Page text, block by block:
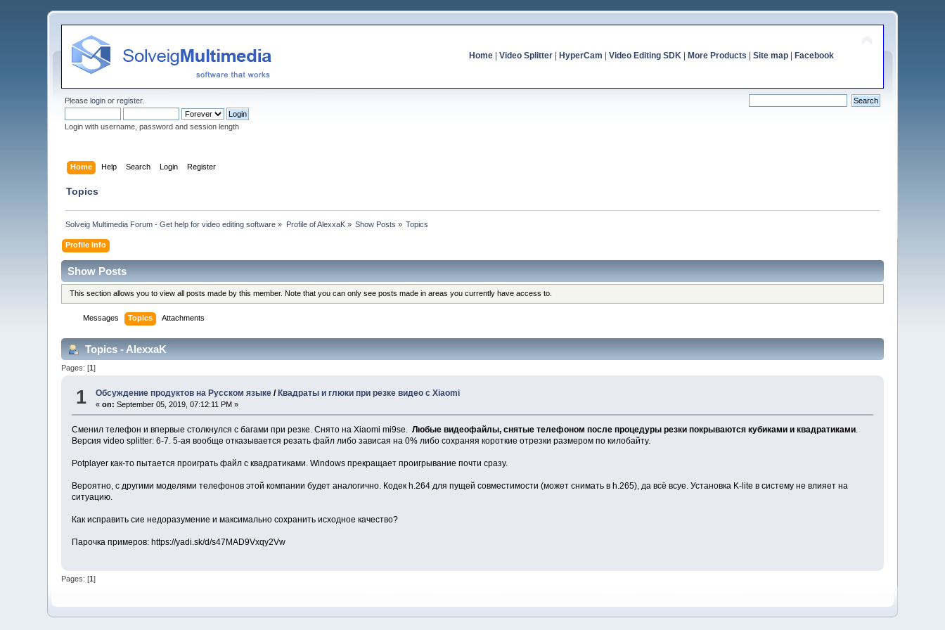
Home| Video Splitter| HyperCam Video Editing SDK| More Products Site map| Facebook
Pleaselogin orregister.
Login with username, password and session length
Home Help Search Login Register
Topics
Solveig Multimedia Forum - Get help for video editing software » Profile of AlexxaK» Show Posts » Topics
Profile Info
Show Posts
This section allows you to view all posts made by this member. Note that you can only see posts made in areas you currently have access to.
Messages Topics Attachments
Topics - AlexxaK
Pages: [1]
1 Обсуждение продуктов на Русском языке / Квадраты и глюки при резке видео с Xiaomi
«on: September 05, 2019, 07:12:11 PM »
Сменил телефон и впервые столкнулся с багами при резке. Снято на Xiaomi mi9se.Любые видеофайлы, снятые телефоном после процедуры резки покрываются кубиками и квадратиками.
Версия video splitter: 6-7. 5-ая вообще отказывается резать файл либо зависая на 0% либо сохраняя короткие отрезки размером по килобайту.
Potplayer как-то пытается проиграть файл с квадратиками. Windows прекращает проигрывание почти сразу.
Вероятно, с другими моделями телефонов этой компании будет аналогично. Кодек h.264 для пущей совместимости (может снимать в h.265), да всё всуе. Установка K-lite в систему не влияет на
ситуацию.
Как исправить сие недоразумение и максимально сохранить исходное качество?
Парочка примеров: https://yadi.sk/d/s47MAD9Vxqy2Vw
Pages: [1]